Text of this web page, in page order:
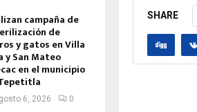
SHARE
campaña de
de
y gatos en Villa
y San Mateo
en el municipio
6, 2026 0